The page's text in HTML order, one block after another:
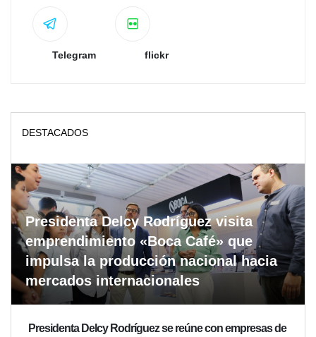
Telegram flickr
DESTACADOS
Presidenta Delcy Rodríguez visita
emprendimiento «Boca Café» que
impulsa la producción nacional hacia
mercados internacionales
Presidenta Delcy Rodríguez se reúne con empresas de